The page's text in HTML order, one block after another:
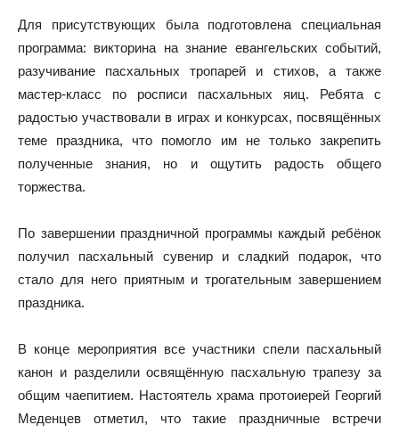
Для присутствующих была подготовлена специальная
программа: викторина на знание евангельских событий,
разучивание пасхальных тропарей и стихов, а также
мастер-класс по росписи пасхальных яиц. Ребята с
радостью участвовали в играх и конкурсах, посвящённых
теме праздника, что помогло им не только закрепить
полученные знания, но и ощутить радость общего
торжества.
По завершении праздничной программы каждый ребёнок
получил пасхальный сувенир и сладкий подарок, что
стало для него приятным и трогательным завершением
праздника.
В конце мероприятия все участники спели пасхальный
канон и разделили освящённую пасхальную трапезу за
общим чаепитием. Настоятель храма протоиерей Георгий
Меденцев отметил, что такие праздничные встречи